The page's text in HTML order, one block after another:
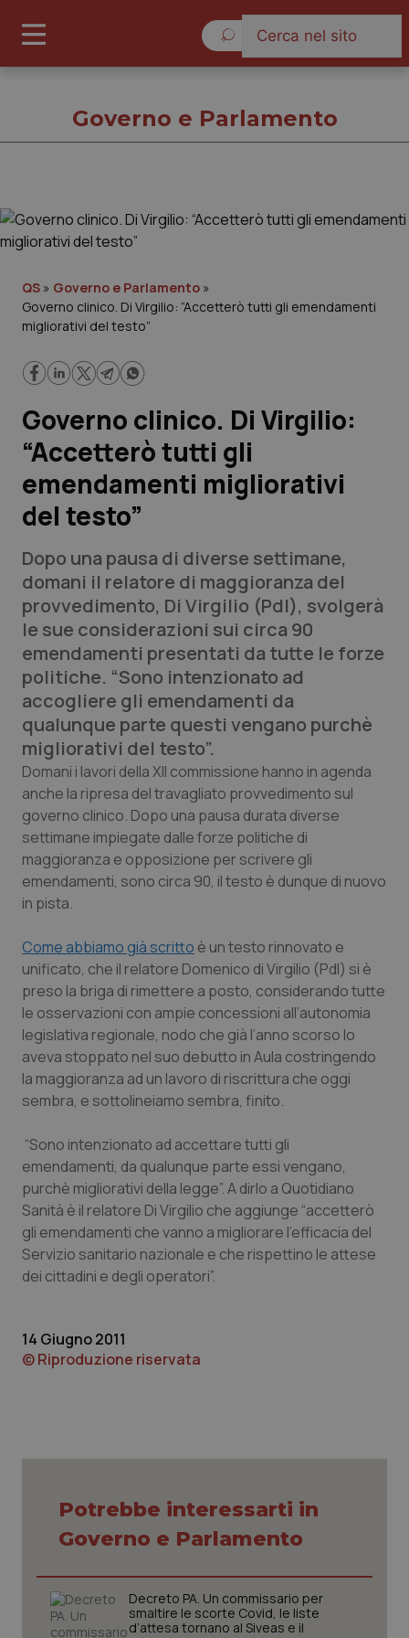
Governo e Parlamento
Regioni e Asl
Lavoro e Professioni
Scienza e Farmaci
Studi e Analisi
Lettere al direttore
Edizioni Regionali
QS Pro
Professionisti Sanitari.AI
Abruzzo
Basilicata
Calabria
Campania
Friuli Venezia Giulia
Lazio
Liguria
Marche
Molise
Piemonte
Provincia Autonoma di Trento
Sicilia
Toscana
Umbria
QS Pro Gold
Artrite & artrosi
Asma & BPCO
Car-T
Dermatite Atopica
Diabete & glucometri
Disturbi dell’umore
Donna & Salute
Epatiti
HIV
Ipertensione & Scompenso
Neuroscienze & patologie neurodegenerative
Obesità
Oftalmologia
QS Club Newsletter
Governo e Parlamento
QS » Governo e Parlamento »
Governo clinico. Di Virgilio: “Accetterò tutti gli emendamenti
migliorativi del testo”
Governo clinico. Di Virgilio:
“Accetterò tutti gli
emendamenti migliorativi
del testo”
Dopo una pausa di diverse settimane,
domani il relatore di maggioranza del
provvedimento, Di Virgilio (Pdl), svolgerà
le sue considerazioni sui circa 90
emendamenti presentati da tutte le forze
politiche. “Sono intenzionato ad
accogliere gli emendamenti da
qualunque parte questi vengano purchè
migliorativi del testo”.
Domani i lavori della XII commissione hanno in agenda
anche la ripresa del travagliato provvedimento sul
governo clinico. Dopo una pausa durata diverse
settimane impiegate dalle forze politiche di
maggioranza e opposizione per scrivere gli
emendamenti, sono circa 90, il testo è dunque di nuovo
in pista.
Come abbiamo già scritto è un testo rinnovato e
unificato, che il relatore Domenico di Virgilio (Pdl) si è
preso la briga di rimettere a posto, considerando tutte
le osservazioni con ampie concessioni all’autonomia
legislativa regionale, nodo che già l’anno scorso lo
aveva stoppato nel suo debutto in Aula costringendo
la maggioranza ad un lavoro di riscrittura che oggi
sembra, e sottolineiamo sembra, finito.
“Sono intenzionato ad accettare tutti gli
emendamenti, da qualunque parte essi vengano,
purchè migliorativi della legge”. A dirlo a Quotidiano
Sanità è il relatore Di Virgilio che aggiunge “accetterò
gli emendamenti che vanno a migliorare l’efficacia del
Servizio sanitario nazionale e che rispettino le attese
dei cittadini e degli operatori”.
14 Giugno 2011
© Riproduzione riservata
Potrebbe interessarti in
Governo e Parlamento
Decreto PA. Un commissario per
smaltire le scorte Covid, le liste
d’attesa tornano al Siveas e il